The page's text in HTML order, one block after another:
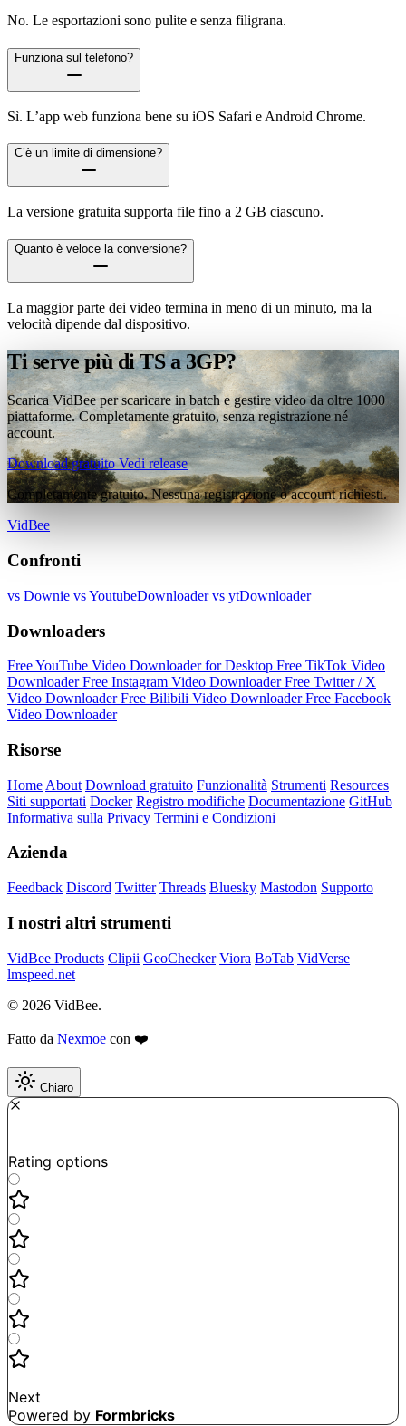
No. Le esportazioni sono pulite e senza filigrana.
Funziona sul telefono?
Sì. L’app web funziona bene su iOS Safari e Android Chrome.
C’è un limite di dimensione?
La versione gratuita supporta file fino a 2 GB ciascuno.
Quanto è veloce la conversione?
La maggior parte dei video termina in meno di un minuto, ma la
velocità dipende dal dispositivo.
Ti serve più di TS a 3GP?
Scarica VidBee per scaricare in batch e gestire video da oltre 1000
piattaforme. Completamente gratuito, senza registrazione né
account.
Download gratuitoVedi release
Completamente gratuito. Nessuna registrazione o account richiesti.
VidBee
Confronti
vs Downie vs YoutubeDownloadervs ytDownloader
Downloaders
Free YouTube Video Downloader for Desktop Free TikTok Video
DownloaderFree Instagram Video DownloaderFree Twitter / X
Video DownloaderFree Bilibili Video DownloaderFree Facebook
Video Downloader
Risorse
Home About Download gratuito Funzionalità Strumenti Resources
Siti supportati Docker Registro modifiche Documentazione GitHub
Informativa sulla Privacy Termini e Condizioni
Azienda
Feedback Discord Twitter Threads Bluesky Mastodon Supporto
I nostri altri strumenti
VidBee Products Clipii GeoChecker Viora BoTab VidVerse
lmspeed.net
© 2026 VidBee.
Fatto da Nexmoe con ❤️
Chiaro
Rating options
Next
Powered by Formbricks